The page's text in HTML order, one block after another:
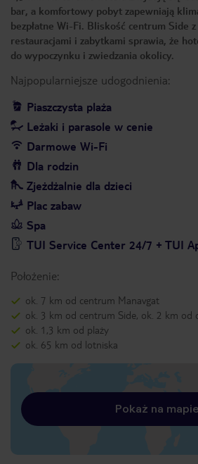
bar, a komfortowy pobyt zapewniają
bezpłatne Wi-Fi. Bliskość centrum Side
restauracjami i zabytkami sprawia, że
do wypoczynku i zwiedzania okolicy.
Najpopularniejsze udogodnienia:
Piaszczysta plaża
Leżaki i parasole w cenie
Darmowe Wi-Fi
Dla rodzin
Zjeżdżalnie dla dzieci
Plac zabaw
Spa
TUI Service Center 24/7 + TUI
Położenie:
ok. 7 km od centrum Manavgat
ok. 3 km od centrum Side, ok. 2 km od
ok. 1,3 km od plaży
ok. 65 km od lotniska
Pokaż na mapie